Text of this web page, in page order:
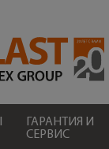
ГАРАНТИЯ И
СЕРВИС